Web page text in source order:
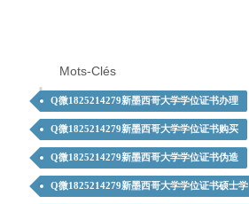
Mots-Clés
Q微1825214279新墨西哥大学学位证书办理
Q微1825214279新墨西哥大学学位证书购买
Q微1825214279新墨西哥大学学位证书伪造
Q微1825214279新墨西哥大学学位证书硕士学